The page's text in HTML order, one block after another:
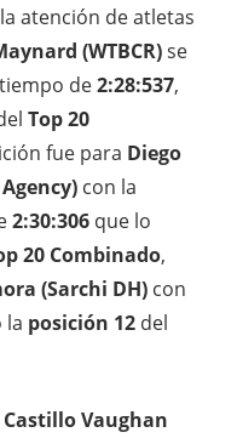
atención de atletas
(WTBCR)se
de2:28:537,
Top 20
fue para Diego
con la
2:30:306 que lo
20 Combinado,
(Sarchi DH) con
la posición 12 del
Castillo Vaughan